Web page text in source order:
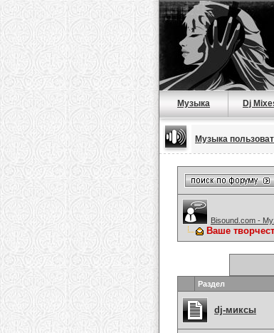
Музыка Dj
Музыка
Bisound.com -
Ваше
Раздел
dj-миксы